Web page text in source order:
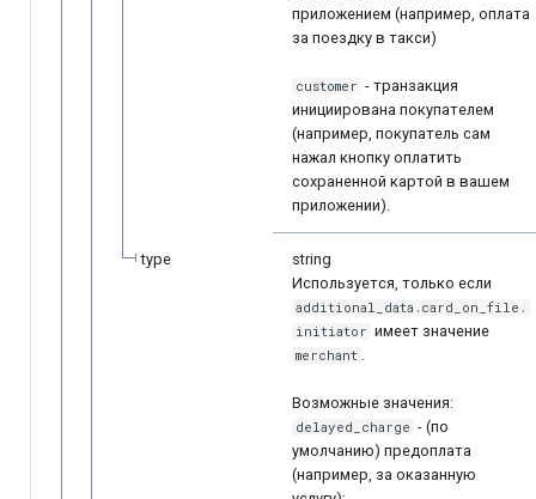
приложением (например, оплата
за поездку в такси)
customer - транзакция
инициирована покупателем
(например, покупатель сам
нажал кнопку оплатить
сохраненной картой в вашем
приложении).
type
string
Используется, только если
additional_data.card_on_file.
initiator имеет значение
merchant
Возможные значения:
delayed_charge - (по
умолчанию) предоплата
(например, за оказанную